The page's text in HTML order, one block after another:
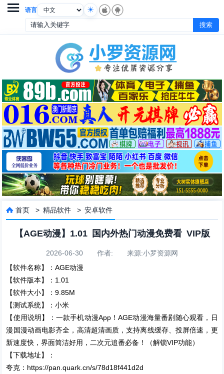
语言

 首页 >精品软件 >安卓软件
【AGE动漫】1.01 国内外热门动漫免费看 VIP版
2026-06-30 作者: 来源:小罗资源网
【软件名称】：AGE动漫
【软件版本】：1.01
【软件大小】：9.85M
【测试系统】：小米
【使用说明】：一款手机动漫App！AGE动漫海量番剧随心观看，日
漫国漫动画电影齐全，高清超清画质，支持离线缓存、投屏倍速，更
新速度快，界面简洁好用，二次元追番必备！（解锁VIP功能）
【下载地址】：
夸克：https://pan.quark.cn/s/78d18f441d2d